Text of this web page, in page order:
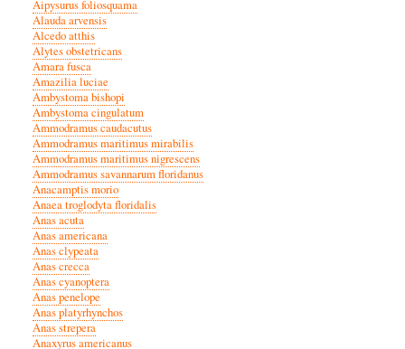
Aipysurus foliosquama
Alauda arvensis
Alcedo atthis
Alytes obstetricans
Amara fusca
Amazilia luciae
Ambystoma bishopi
Ambystoma cingulatum
Ammodramus caudacutus
Ammodramus maritimus mirabilis
Ammodramus maritimus nigrescens
Ammodramus savannarum floridanus
Anacamptis morio
Anaea troglodyta floridalis
Anas acuta
Anas americana
Anas clypeata
Anas crecca
Anas cyanoptera
Anas penelope
Anas platyrhynchos
Anas strepera
Anaxyrus americanus